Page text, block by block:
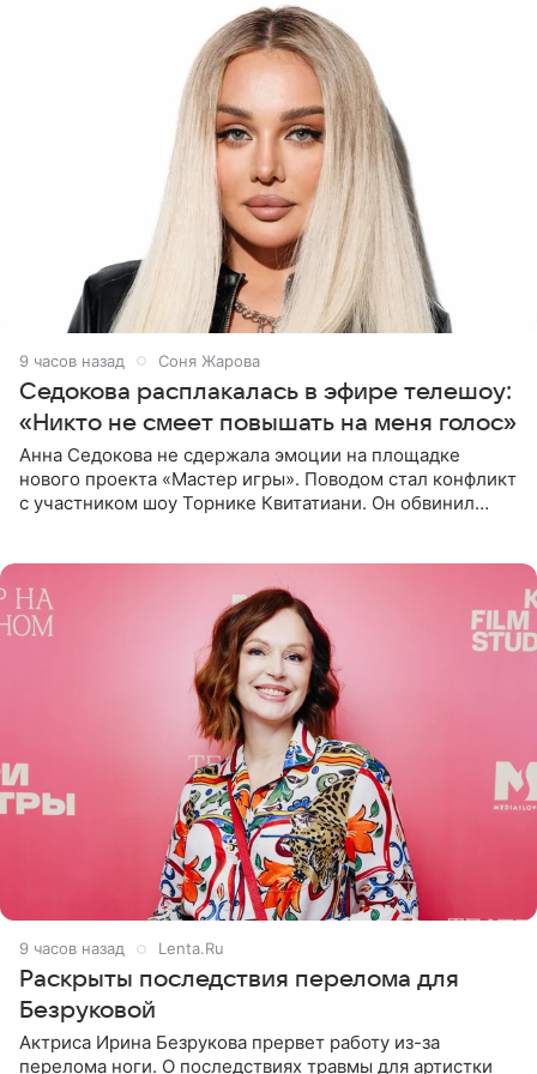
9 часов назад Соня Жарова
Седокова расплакалась в эфире телешоу:
«Никто не смеет повышать на меня голос»
Анна Седокова не сдержала эмоции на площадке
нового проекта «Мастер игры». Поводом стал конфликт
с участником шоу Торнике Квитатиани. Он обвинил
9 часов назад Lenta.Ru
Раскрыты последствия перелома для
Безруковой
Актриса Ирина Безрукова прервет работу из-за
перелома ноги. О последствиях травмы для артистки